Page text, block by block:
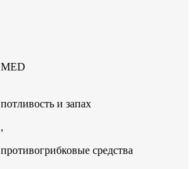
MED
потливость и запах
,
противогрибковые средства